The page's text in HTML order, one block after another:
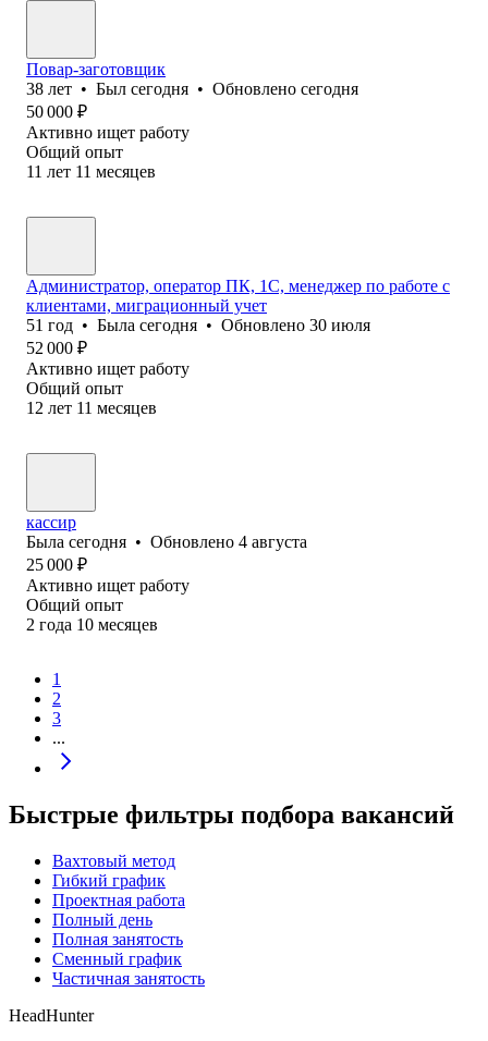
Повар-заготовщик
38 лет • Был сегодня • Обновлено сегодня
50 000 ₽
Активно ищет работу
Общий опыт
11 лет 11 месяцев
Администратор, оператор ПК, 1С, менеджер по работе с
клиентами, миграционный учет
51 год • Была сегодня • Обновлено 30 июля
52 000 ₽
Активно ищет работу
Общий опыт
12 лет 11 месяцев
кассир
Была сегодня • Обновлено 4 августа
25 000 ₽
Активно ищет работу
Общий опыт
2 года 10 месяцев
1
2
3
...
Быстрые фильтры подбора вакансий
Вахтовый метод
Гибкий график
Проектная работа
Полный день
Полная занятость
Сменный график
Частичная занятость
HeadHunter